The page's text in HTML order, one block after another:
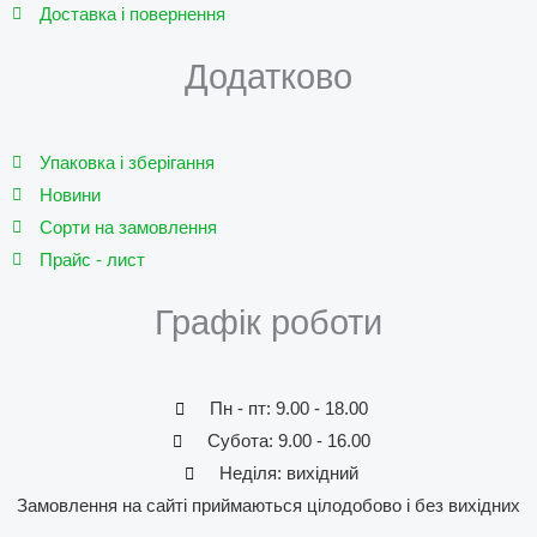
Доставка і повернення
Додатково
Упаковка і зберігання
Новини
Сорти на замовлення
Прайс - лист
Графік роботи
Пн - пт: 9.00 - 18.00
Субота: 9.00 - 16.00
Неділя: вихідний
Замовлення на сайті приймаються цілодобово і без вихідних